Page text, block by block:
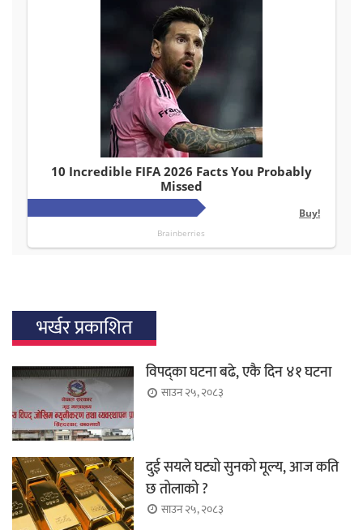
भर्खर प्रकाशित
विपद्का घटना बढे, एकै दिन ४१ घटना
साउन २५, २०८३
दुई सयले घट्यो सुनको मूल्य, आज कति
छ तोलाको ?
साउन २५, २०८३